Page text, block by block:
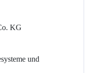
KG
und